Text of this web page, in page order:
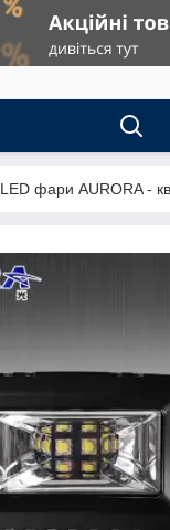
LED фари AURORA -